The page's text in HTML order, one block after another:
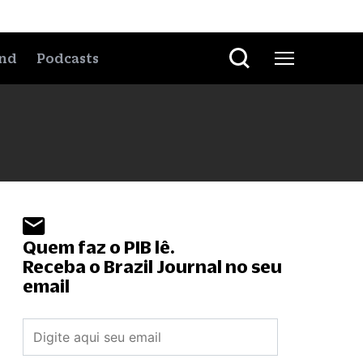
Podcasts
Quem faz o PIB lê.
Receba o Brazil Journal no seu
email